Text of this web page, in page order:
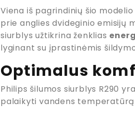
Viena iš pagrindinių šio
prie anglies dvideginio emisijų
siurblys užtikrina ženklias
lyginant su įprastinėmis
Optimalus
Philips šilumos siurblys R290
palaikyti vandens